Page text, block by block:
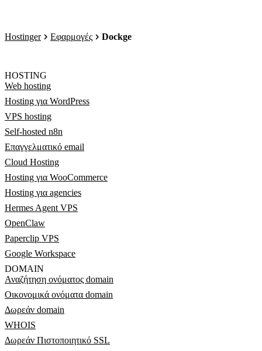
Hostinger Εφαρμογές Dockge
HOSTING
Web hosting
Hosting για WordPress
VPS hosting
Self-hosted n8n
Επαγγελματικό email
Cloud Hosting
Hosting για WooCommerce
Hosting για agencies
Hermes Agent VPS
OpenClaw
Paperclip VPS
Google Workspace
DOMAIN
Αναζήτηση ονόματος domain
Οικονομικά ονόματα domain
Δωρεάν domain
WHOIS
Δωρεάν Πιστοποιητικό SSL